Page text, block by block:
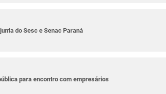
do Sesc e Senac Paraná
para encontro com empresários